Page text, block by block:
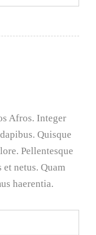
Afros. Integer
Quisque
Pellentesque
netus. Quam
haerentia.